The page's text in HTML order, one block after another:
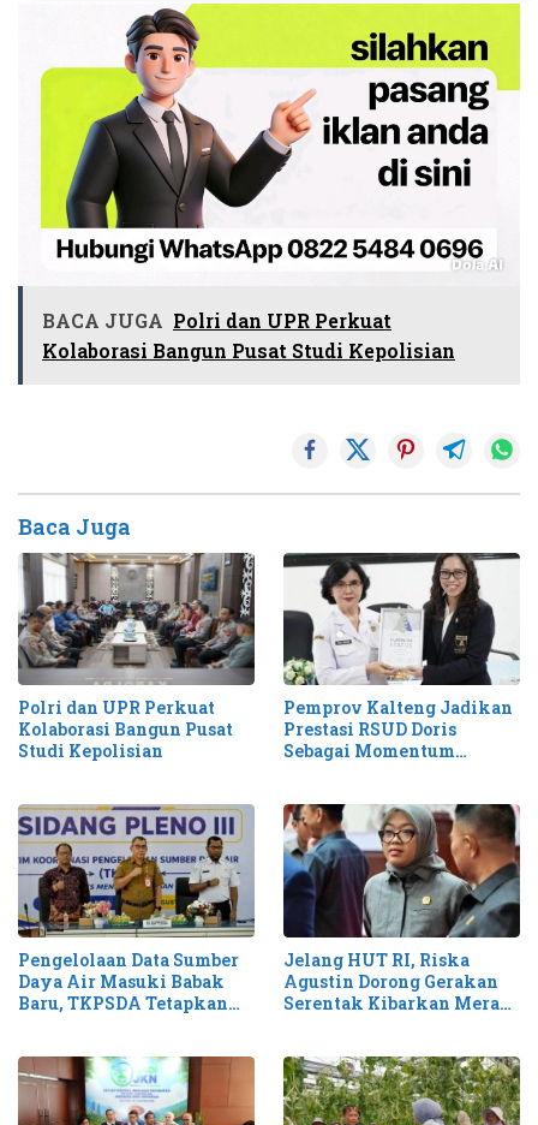
BACA JUGA Polri dan UPR Perkuat
Kolaborasi Bangun Pusat Studi Kepolisian
Baca Juga
Polri dan UPR Perkuat
Kolaborasi Bangun Pusat
Studi Kepolisian
Pemprov Kalteng Jadikan
Prestasi RSUD Doris
Sebagai Momentum
Pengelolaan Data Sumber
Daya Air Masuki Babak
Baru, TKPSDA Tetapkan
Jelang HUT RI, Riska
Agustin Dorong Gerakan
Serentak Kibarkan Merah